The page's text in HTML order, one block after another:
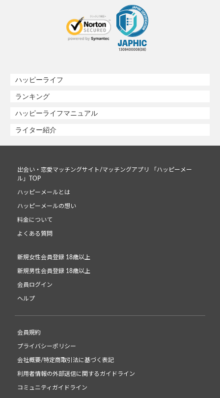
ハッピーライフ
ランキング
ハッピーライフマニュアル
ライター紹介
出会い・恋愛マッチングサイト/マッチングアプリ 「ハッピーメー
ル」TOP
ハッピーメールとは
ハッピーメールの想い
料金について
よくある質問
新規女性会員登録 18歳以上
新規男性会員登録 18歳以上
会員ログイン
ヘルプ
会員規約
プライバシーポリシー
会社概要/特定商取引法に基づく表記
利用者情報の外部送信に関するガイドライン
コミュニティガイドライン